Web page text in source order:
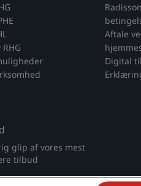
Aftale
Digital
glip af vores mest
tilbud